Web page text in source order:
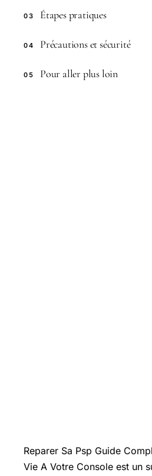
03 Étapes pratiques
04 Précautions et sécurité
05 Pour aller plus loin
Reparer Sa Psp Guide
Vie A Votre Console est un